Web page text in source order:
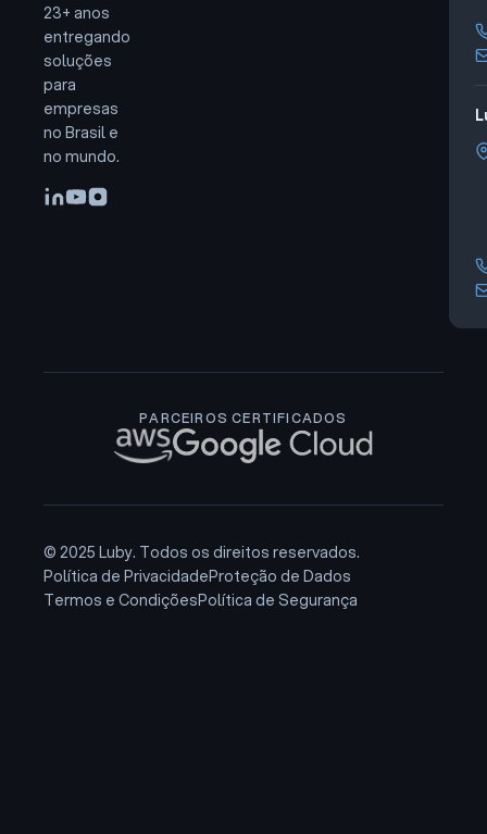
23+ anos
entregando
soluções
para
empresas
no Brasil e
no mundo.
PARCEIROS CERTIFICADOS
© 2025 Luby. Todos os direitos reservados.
Política de PrivacidadeProteção de Dados
Termos e CondiçõesPolítica de Segurança